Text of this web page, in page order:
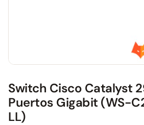
Switch Cisco Catalyst
Puertos Gigabit (WS-
LL)